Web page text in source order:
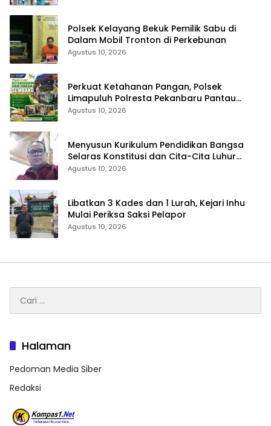
Polsek Kelayang Bekuk Pemilik Sabu di
Dalam Mobil Tronton di Perkebunan
Agustus 10, 2026
Perkuat Ketahanan Pangan, Polsek
Limapuluh Polresta Pekanbaru Pantau
Harga Sembako di Pasar
Agustus 10, 2026
Menyusun Kurikulum Pendidikan Bangsa
Selaras Konstitusi dan Cita-Cita Luhur
Bangsa
Agustus 10, 2026
Libatkan 3 Kades dan 1 Lurah, Kejari Inhu
Mulai Periksa Saksi Pelapor
Agustus 10, 2026
untuk:
Halaman
Pedoman Media Siber
Redaksi